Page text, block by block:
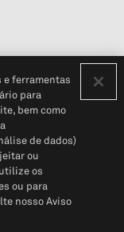
(em inglês)
S&P Global
e ferramentas
para
bem como
de dados)
ou
os
ou para
nosso Aviso